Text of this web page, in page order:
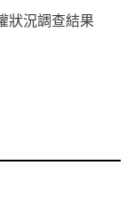
狀況調查結果